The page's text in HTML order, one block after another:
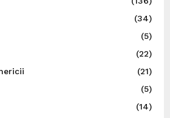
(34)
(5)
(22)
(21)
(5)
(14)